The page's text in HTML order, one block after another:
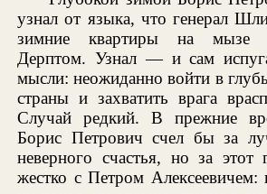
узнал от языка, что генерал
зимние квартиры на мызе
Дерптом. Узнал — и сам
мысли: неожиданно войти в
страны и захватить врага
Случай редкий. В прежние
Борис Петрович счел бы за
неверного счастья, но за этот
жестко с Петром Алексеевичем: